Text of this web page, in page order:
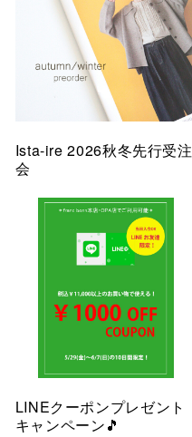
Ista-ire 2026秋冬先行受注
会
LINEクーポンプレゼント
キャンペーン🎵